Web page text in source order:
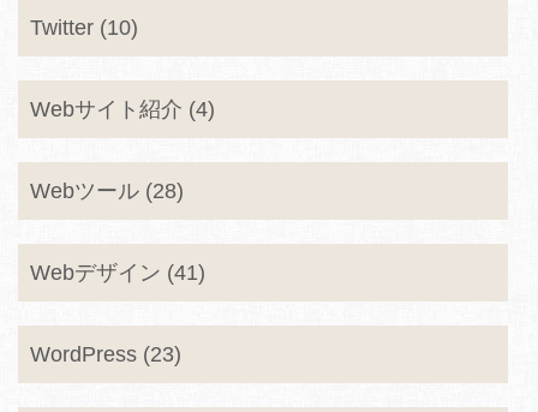
Twitter (10)
Webサイト紹介 (4)
Webツール (28)
Webデザイン (41)
WordPress (23)